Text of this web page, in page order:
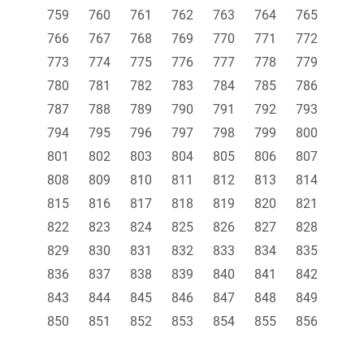
759
760 761 762 763 764
765
766
767 768 769 770 771
772
773
774 775 776 777 778
779
780
781 782 783 784 785
786
787
788 789 790 791 792
793
794
795 796 797 798 799
800
801
802 803 804 805 806
807
808
809 810 811 812 813
814
815
816 817 818 819 820
821
822
823 824 825 826 827
828
829
830 831 832 833 834
835
836
837 838 839 840 841
842
843
844 845 846 847 848
849
850
851 852 853 854 855
856